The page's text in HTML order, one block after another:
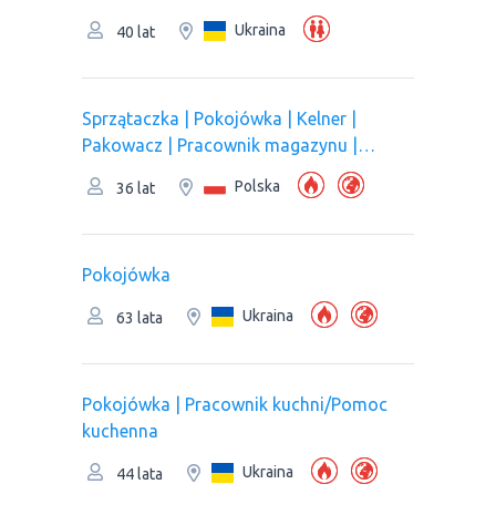
40 lat Ukraina
Sprzątaczka | Pokojówka | Kelner |
Pakowacz | Рracownik magazynu |
Pracownik kuchni/Pomoc kuchenna |
Pracownik produkcji | Оperator linii
36 lat Polska
Pokojówka
63 lata Ukraina
Pokojówka | Pracownik kuchni/Pomoc
kuchenna
44 lata Ukraina